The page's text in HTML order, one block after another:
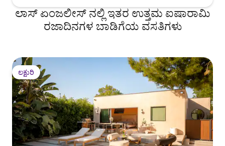
ಲಾಸ್ ಏಂಜಲೀಸ್ ನಲ್ಲಿ ಇತರ ಉತ್ತಮ ಐಷಾರಾಮಿ
ರಜಾದಿನಗಳ ಬಾಡಿಗೆಯ ವಸತಿಗಳು
ಲಕ್ಷುರಿ
ಲಕ್ಷುರಿ